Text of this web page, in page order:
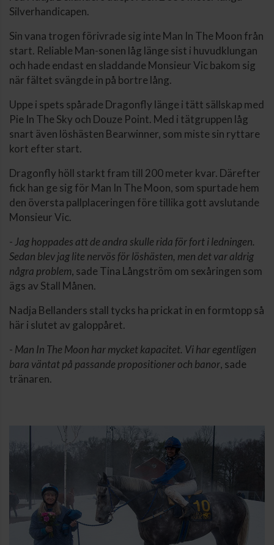
Silverhandicapen.
Sin vana trogen förivrade sig inte Man In The Moon från
start. Reliable Man-sonen låg länge sist i huvudklungan
och hade endast en sladdande Monsieur Vic bakom sig
när fältet svängde in på bortre lång.
Uppe i spets spårade Dragonfly länge i tätt sällskap med
Pie In The Sky och Douze Point. Med i tätgruppen låg
snart även löshästen Bearwinner, som miste sin ryttare
kort efter start.
Dragonfly höll starkt fram till 200 meter kvar. Därefter
fick han ge sig för Man In The Moon, som spurtade hem
den översta pallplaceringen före tillika gott avslutande
Monsieur Vic.
- Jag hoppades att de andra skulle rida för fort i ledningen.
Sedan blev jag lite nervös för löshästen, men det var aldrig
några problem, sade Tina Långström om sexåringen som
ägs av Stall Månen.
Nadja Bellanders stall tycks ha prickat in en formtopp så
här i slutet av galoppåret.
- Man In The Moon har mycket kapacitet. Vi har egentligen
bara väntat på passande propositioner och banor, sade
tränaren.